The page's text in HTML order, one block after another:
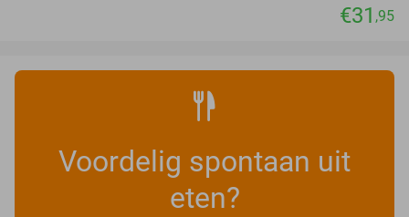
€31 ,95
Voordelig spontaan uit
eten?